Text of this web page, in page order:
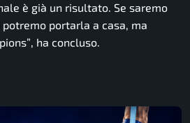
è già un risultato. Se saremo
potremo portarla a casa, ma
, ha concluso.